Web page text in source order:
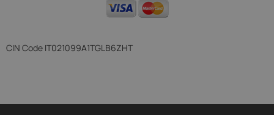
CIN Code IT021099A1TGLB6ZHT